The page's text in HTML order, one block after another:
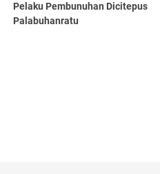
Pelaku Pembunuhan Dicitepus
Palabuhanratu